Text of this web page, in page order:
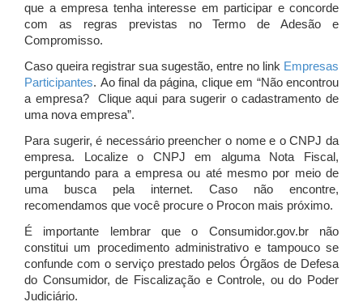
que a empresa tenha interesse em participar e concorde
com as regras previstas no Termo de Adesão e
Compromisso.
Caso queira registrar sua sugestão, entre no link Empresas
Participantes. Ao final da página, clique em “Não encontrou
a empresa? Clique aqui para sugerir o cadastramento de
uma nova empresa”.
Para sugerir, é necessário preencher o nome e o CNPJ da
empresa. Localize o CNPJ em alguma Nota Fiscal,
perguntando para a empresa ou até mesmo por meio de
uma busca pela internet. Caso não encontre,
recomendamos que você procure o Procon mais próximo.
É importante lembrar que o Consumidor.gov.br não
constitui um procedimento administrativo e tampouco se
confunde com o serviço prestado pelos Órgãos de Defesa
do Consumidor, de Fiscalização e Controle, ou do Poder
Judiciário.